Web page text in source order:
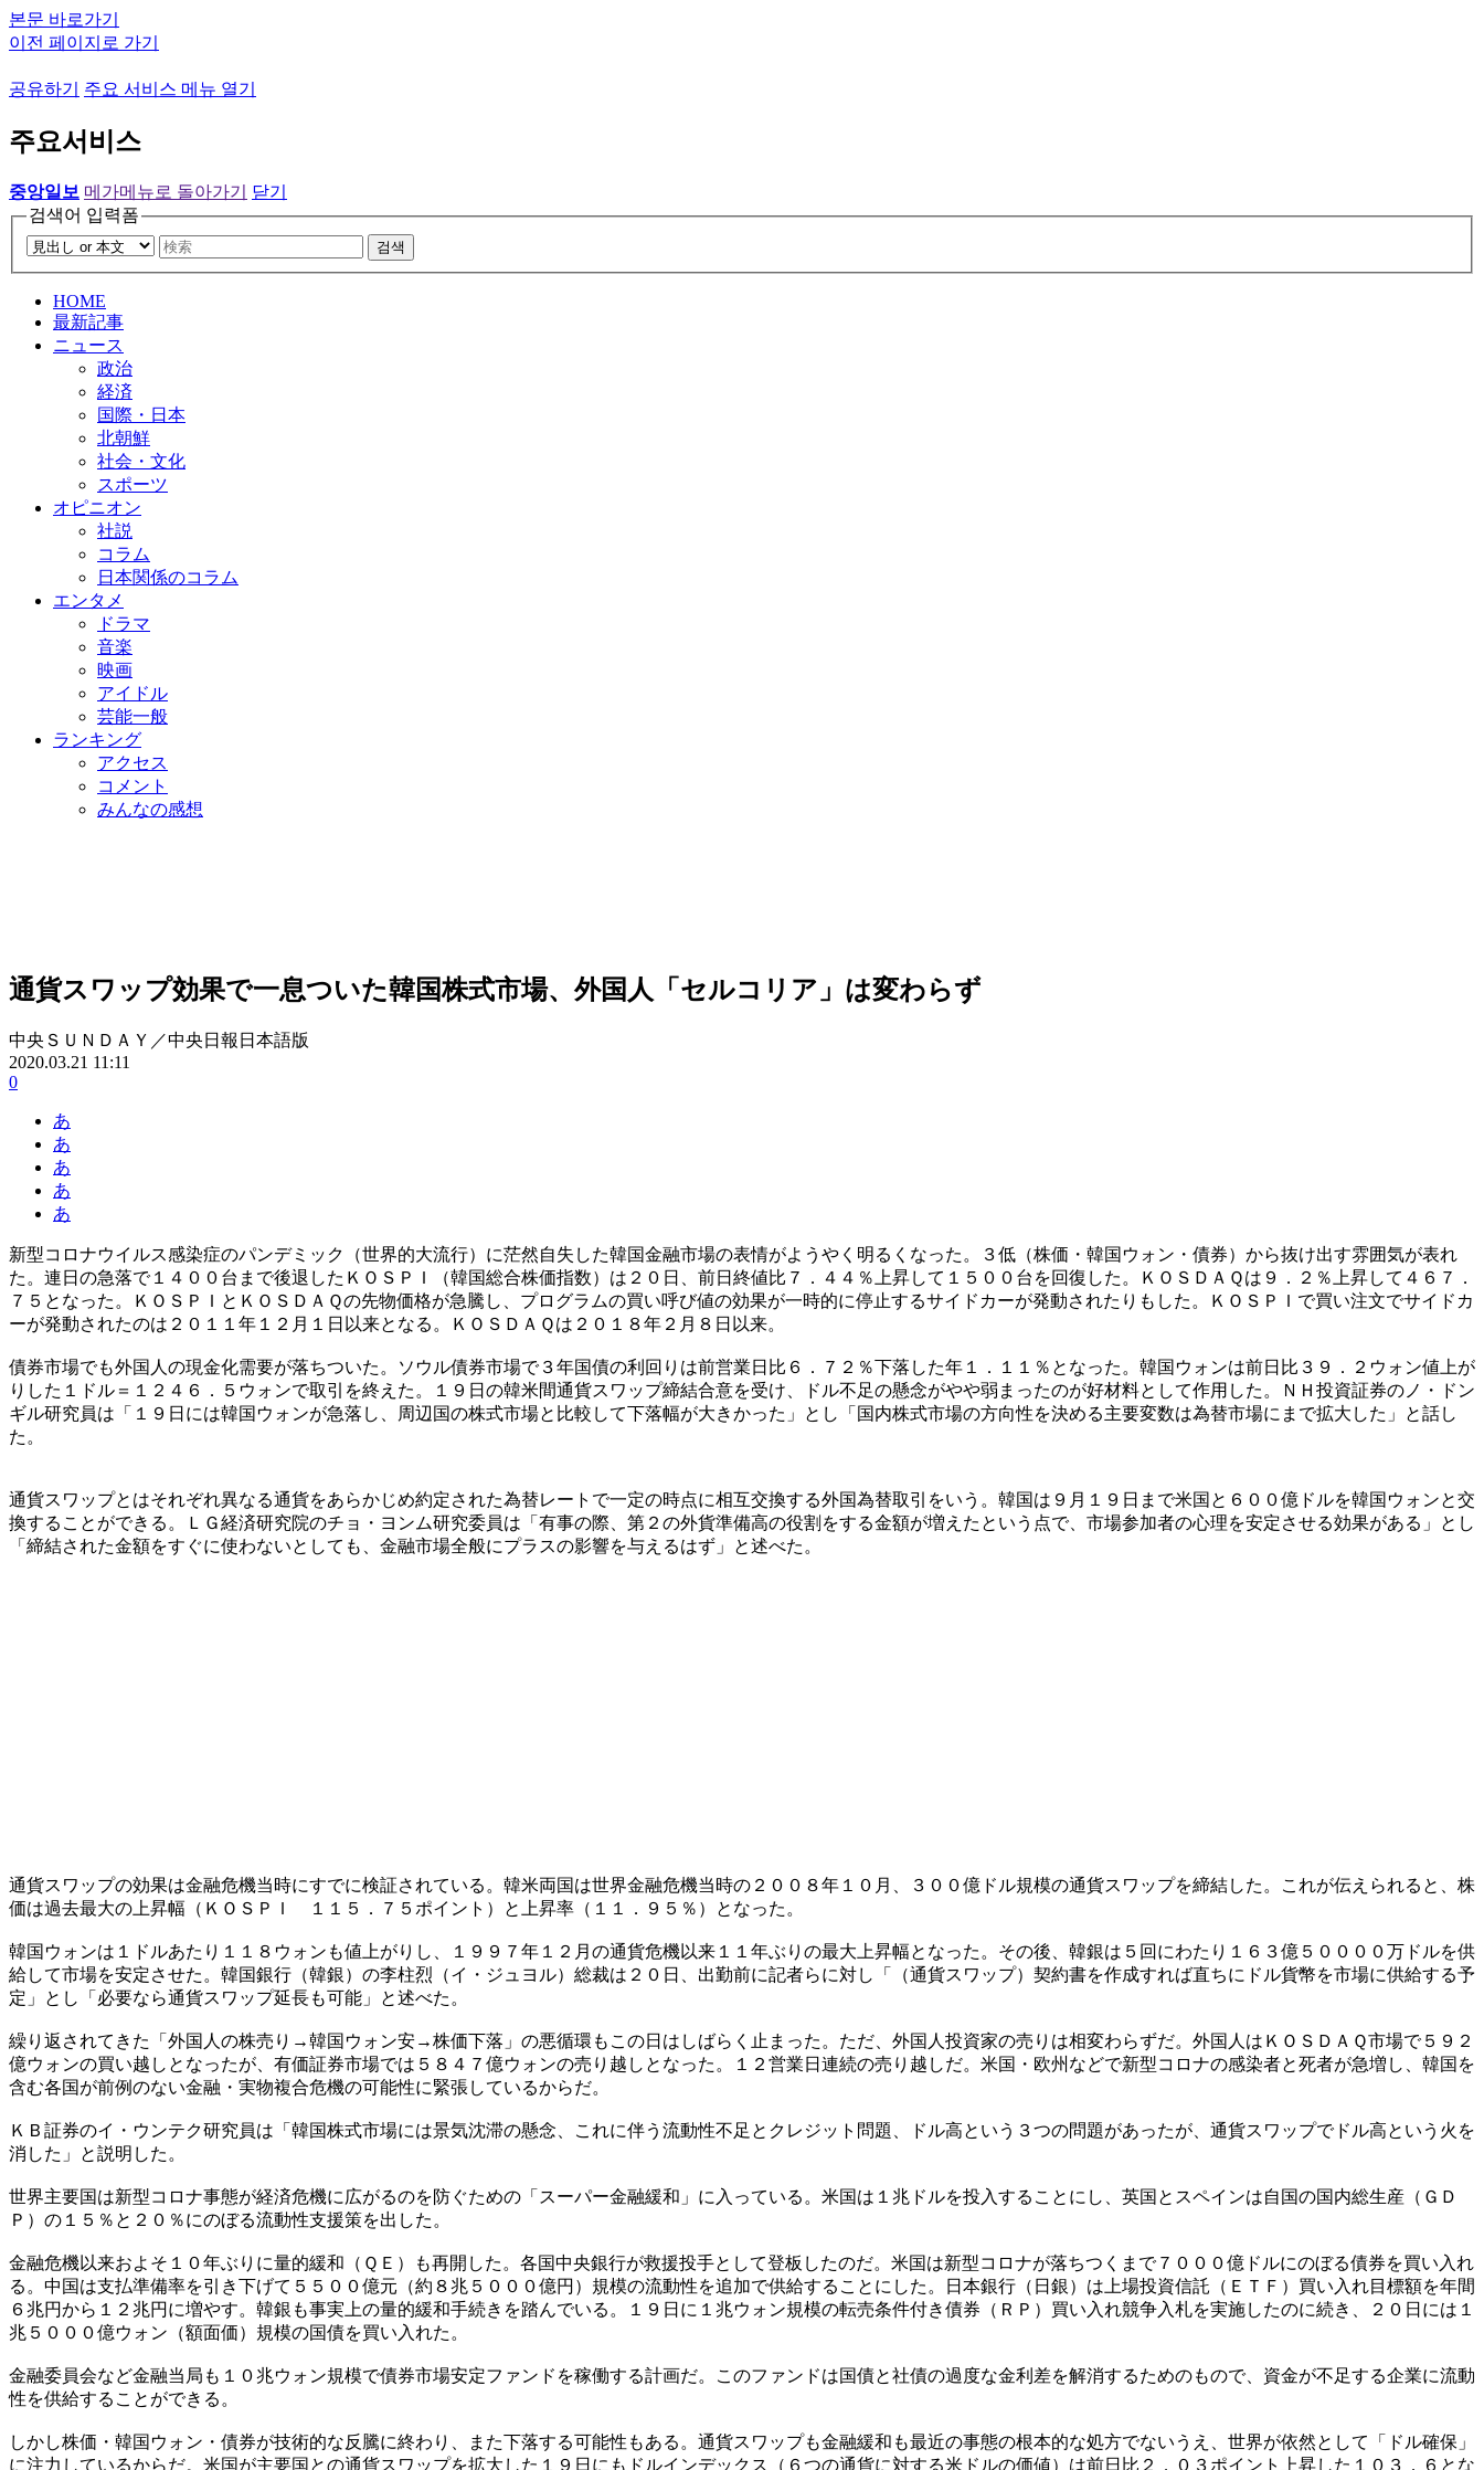
본문 바로가기
이전 페이지로 가기
공유하기 주요 서비스 메뉴 열기
주요서비스
중앙일보 메가메뉴로 돌아가기
닫기
검색어 입력폼
검색
HOME
最新記事
ニュース
政治
経済
国際・日本
北朝鮮
社会・文化
スポーツ
オピニオン
社説
コラム
日本関係のコラム
エンタメ
ドラマ
音楽
映画
アイドル
芸能一般
ランキング
アクセス
コメント
みんなの感想
通貨スワップ効果で一息ついた韓国株式市場、外国人「セルコリア」は変わらず
中央ＳＵＮＤＡＹ／中央日報日本語版
2020.03.21 11:11
0
あ
あ
あ
あ
あ
新型コロナウイルス感染症のパンデミック（世界的大流行）に茫然自失した韓国金融市場の表情がようやく明るくなった。３低（株価・韓国ウォン・債券）から抜け出す雰囲気が表れ
た。連日の急落で１４００台まで後退したＫＯＳＰＩ（韓国総合株価指数）は２０日、前日終値比７．４４％上昇して１５００台を回復した。ＫＯＳＤＡＱは９．２％上昇して４６７．
７５となった。ＫＯＳＰＩとＫＯＳＤＡＱの先物価格が急騰し、プログラムの買い呼び値の効果が一時的に停止するサイドカーが発動されたりもした。ＫＯＳＰＩで買い注文でサイドカ
ーが発動されたのは２０１１年１２月１日以来となる。ＫＯＳＤＡＱは２０１８年２月８日以来。
債券市場でも外国人の現金化需要が落ちついた。ソウル債券市場で３年国債の利回りは前営業日比６．７２％下落した年１．１１％となった。韓国ウォンは前日比３９．２ウォン値上が
りした１ドル＝１２４６．５ウォンで取引を終えた。１９日の韓米間通貨スワップ締結合意を受け、ドル不足の懸念がやや弱まったのが好材料として作用した。ＮＨ投資証券のノ・ドン
ギル研究員は「１９日には韓国ウォンが急落し、周辺国の株式市場と比較して下落幅が大きかった」とし「国内株式市場の方向性を決める主要変数は為替市場にまで拡大した」と話し
た。
通貨スワップとはそれぞれ異なる通貨をあらかじめ約定された為替レートで一定の時点に相互交換する外国為替取引をいう。韓国は９月１９日まで米国と６００億ドルを韓国ウォンと交
換することができる。ＬＧ経済研究院のチョ・ヨンム研究委員は「有事の際、第２の外貨準備高の役割をする金額が増えたという点で、市場参加者の心理を安定させる効果がある」とし
「締結された金額をすぐに使わないとしても、金融市場全般にプラスの影響を与えるはず」と述べた。
通貨スワップの効果は金融危機当時にすでに検証されている。韓米両国は世界金融危機当時の２００８年１０月、３００億ドル規模の通貨スワップを締結した。これが伝えられると、株
価は過去最大の上昇幅（ＫＯＳＰＩ １１５．７５ポイント）と上昇率（１１．９５％）となった。
韓国ウォンは１ドルあたり１１８ウォンも値上がりし、１９９７年１２月の通貨危機以来１１年ぶりの最大上昇幅となった。その後、韓銀は５回にわたり１６３億５００００万ドルを供
給して市場を安定させた。韓国銀行（韓銀）の李柱烈（イ・ジュヨル）総裁は２０日、出勤前に記者らに対し「（通貨スワップ）契約書を作成すれば直ちにドル貨幣を市場に供給する予
定」とし「必要なら通貨スワップ延長も可能」と述べた。
繰り返されてきた「外国人の株売り→韓国ウォン安→株価下落」の悪循環もこの日はしばらく止まった。ただ、外国人投資家の売りは相変わらずだ。外国人はＫＯＳＤＡＱ市場で５９２
億ウォンの買い越しとなったが、有価証券市場では５８４７億ウォンの売り越しとなった。１２営業日連続の売り越しだ。米国・欧州などで新型コロナの感染者と死者が急増し、韓国を
含む各国が前例のない金融・実物複合危機の可能性に緊張しているからだ。
ＫＢ証券のイ・ウンテク研究員は「韓国株式市場には景気沈滞の懸念、これに伴う流動性不足とクレジット問題、ドル高という３つの問題があったが、通貨スワップでドル高という火を
消した」と説明した。
世界主要国は新型コロナ事態が経済危機に広がるのを防ぐための「スーパー金融緩和」に入っている。米国は１兆ドルを投入することにし、英国とスペインは自国の国内総生産（ＧＤ
Ｐ）の１５％と２０％にのぼる流動性支援策を出した。
金融危機以来およそ１０年ぶりに量的緩和（ＱＥ）も再開した。各国中央銀行が救援投手として登板したのだ。米国は新型コロナが落ちつくまで７０００億ドルにのぼる債券を買い入れ
る。中国は支払準備率を引き下げて５５００億元（約８兆５０００億円）規模の流動性を追加で供給することにした。日本銀行（日銀）は上場投資信託（ＥＴＦ）買い入れ目標額を年間
６兆円から１２兆円に増やす。韓銀も事実上の量的緩和手続きを踏んでいる。１９日に１兆ウォン規模の転売条件付き債券（ＲＰ）買い入れ競争入札を実施したのに続き、２０日には１
兆５０００億ウォン（額面価）規模の国債を買い入れた。
金融委員会など金融当局も１０兆ウォン規模で債券市場安定ファンドを稼働する計画だ。このファンドは国債と社債の過度な金利差を解消するためのもので、資金が不足する企業に流動
性を供給することができる。
しかし株価・韓国ウォン・債券が技術的な反騰に終わり、また下落する可能性もある。通貨スワップも金融緩和も最近の事態の根本的な処方でないうえ、世界が依然として「ドル確保」
に注力しているからだ。米国が主要国との通貨スワップを拡大した１９日にもドルインデックス（６つの通貨に対する米ドルの価値）は前日比２．０３ポイント上昇した１０３．６とな